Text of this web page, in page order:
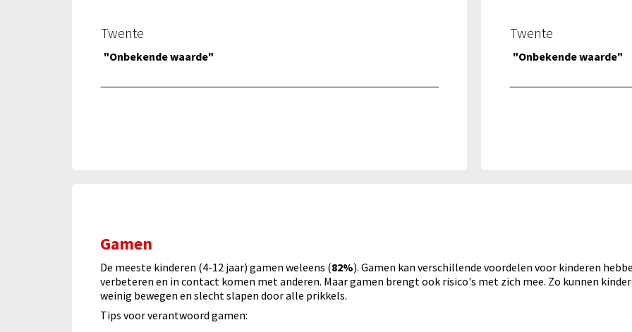
Twente
"Onbekende waarde"
Twente
"Onbekende waarde"
Gamen
De meeste kinderen (4-12 jaar) gamen weleens (82%). Gamen kan verschillende voordelen voor kinderen
verbeteren en in contact komen met anderen. Maar gamen brengt ook risico's met zich mee. Zo kunnen
weinig bewegen en slecht slapen door alle prikkels.
Tips voor verantwoord gamen: